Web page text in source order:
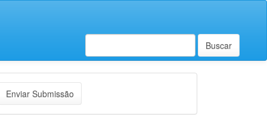
Buscar
Enviar Submissão